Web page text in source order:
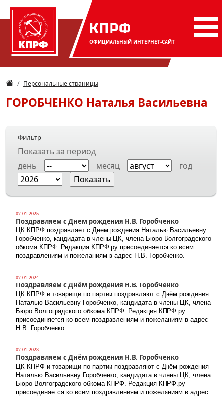
КПРФ
ОФИЦИАЛЬНЫЙ ИНТЕРНЕТ-САЙТ
Персональные страницы
ГОРОБЧЕНКО Наталья Васильевна
Фильтр
Показать за период
день
месяц год
07.01.2025
Поздравляем с Днем рождения Н.В. Горобченко
ЦК КПРФ поздравляет с Днем рождения Наталью Васильевну
Горобченко, кандидата в члены ЦК, члена Бюро Волгоградского
обкома КПРФ. Редакция КПРФ.ру присоединяется ко всем
поздравлениям и пожеланиям в адрес Н.В. Горобченко.
07.01.2024
Поздравляем с Днём рождения Н.В. Горобченко
ЦК КПРФ и товарищи по партии поздравляют с Днём рождения
Наталью Васильевну Горобченко, кандидата в члены ЦК, члена
Бюро Волгоградского обкома КПРФ. Редакция КПРФ.ру
присоединяется ко всем поздравлениям и пожеланиям в адрес
Н.В. Горобченко.
07.01.2023
Поздравляем с Днём рождения Н.В. Горобченко
ЦК КПРФ и товарищи по партии поздравляют с Днём рождения
Наталью Васильевну Горобченко, кандидата в члены ЦК, члена
Бюро Волгоградского обкома КПРФ. Редакция КПРФ.ру
присоединяется ко всем поздравлениям и пожеланиям в адрес